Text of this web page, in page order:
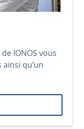
IONOS vous
qu’un